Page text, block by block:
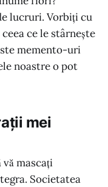
lucruri. Vorbiți cu
ce le stârnește
memento-uri
noastre o pot
mei
mascați
Societatea